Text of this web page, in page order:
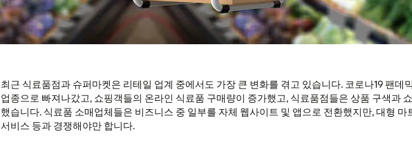
최근 식료품점과 슈퍼마켓은 리테일 업계 중에서도 가장 큰 변화를 겪고 있습니다. 코로나19 팬데
업종으로 빠져나갔고, 쇼핑객들의 온라인 식료품 구매량이 증가했고, 식료품점들은 상품 구색과
했습니다. 식료품 소매업체들은 비즈니스 중 일부를 자체 웹사이트 및 앱으로 전환했지만, 대형 마
서비스 등과 경쟁해야만 합니다.